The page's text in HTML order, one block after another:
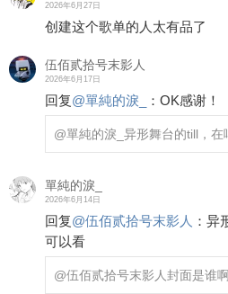
2026年6月27日
创建这个歌单的人太有品了
伍佰贰拾号末影人
2026年6月17日
回复@單純的淚_ ： OK感谢！
@單純的淚_ 异形舞台的till，
單純的淚_
2026年6月14日
回复@伍佰贰拾号末影人 ： 异
可以看
@伍佰贰拾号末影人封面是谁